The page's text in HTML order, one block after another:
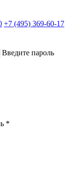
+7 (495) 369-60-17
Введите пароль
*